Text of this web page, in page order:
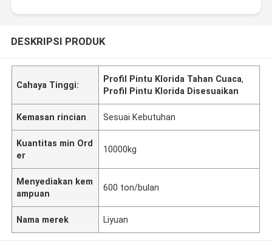
DESKRIPSI PRODUK
Cahaya Tinggi:
Profil Pintu Klorida Tahan Cuaca,
Profil Pintu Klorida Disesuaikan
Kemasan rincian Sesuai Kebutuhan
Kuantitas min Ord
er
10000kg
Menyediakan kem
ampuan
600 ton/bulan
Nama merek Liyuan